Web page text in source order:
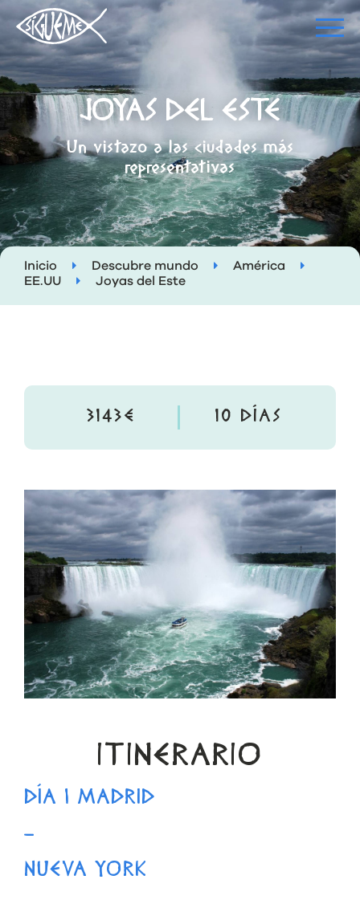
JOYAS DEL ESTE
Un vistazo a las ciudades más
representativas
Inicio Descubre mundo
América
EE.UU
Joyas del Este
3143€ 10 DÍAS
ITINERARIO
DÍA 1 MADRID
–
NUEVA YORK